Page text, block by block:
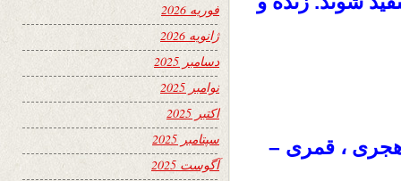
ماه مبارک رمضان سال ۱۴۴۰ هجری ، قمری –
فوریه 2026
ژانویه 2026
دسامبر 2025
نوامبر 2025
اکتبر 2025
سپتامبر 2025
آگوست 2025